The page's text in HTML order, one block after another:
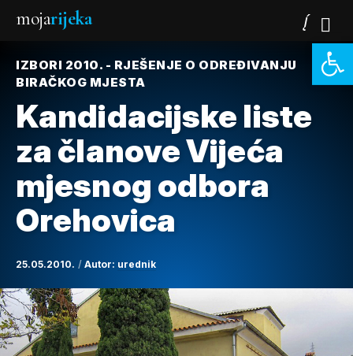
mojarijeka
IZBORI 2010. - RJEŠENJE O ODREĐIVANJU
BIRAČKOG MJESTA
Kandidacijske liste
za članove Vijeća
mjesnog odbora
Orehovica
25.05.2010. Autor: urednik